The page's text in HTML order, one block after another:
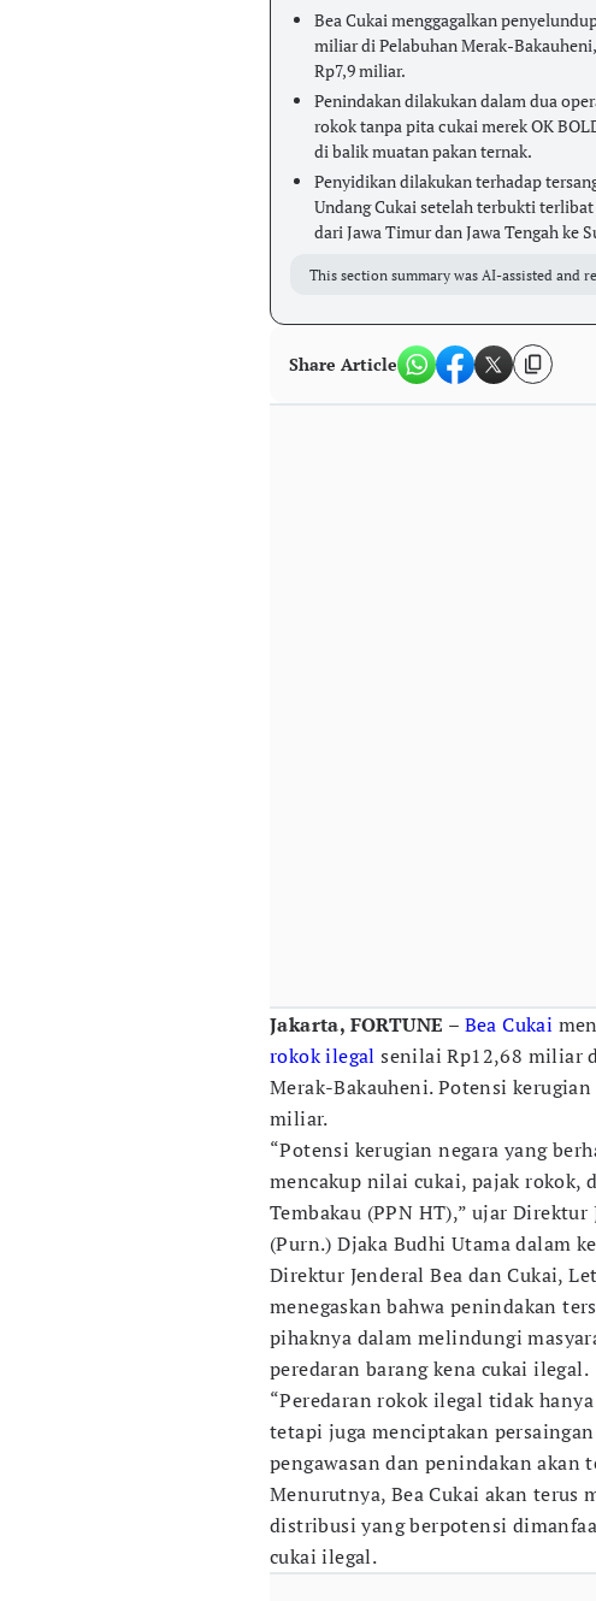
Bea Cukai menggagalkan
miliar di Pelabuhan Merak-
Rp7,9 miliar.
Penindakan dilakukan dalam dua
rokok tanpa pita cukai merek OK
di balik muatan pakan ternak.
Penyidikan dilakukan terhadap
Undang Cukai setelah terbukti
dari Jawa Timur dan Jawa Tengah ke
This section summary was AI-assisted and
Share Article
Jakarta, FORTUNE – Bea Cukai
rokok ilegal senilai Rp12,68 miliar
Merak-Bakauheni. Potensi
miliar.
“Potensi kerugian negara yang
mencakup nilai cukai, pajak rokok,
Tembakau (PPN HT),” ujar
(Purn.) Djaka Budhi Utama dalam
Direktur Jenderal Bea dan Cukai,
menegaskan bahwa penindakan
pihaknya dalam melindungi
peredaran barang kena cukai ilegal.
“Peredaran rokok ilegal tidak
tetapi juga menciptakan
pengawasan dan penindakan akan
Menurutnya, Bea Cukai akan terus
distribusi yang berpotensi
cukai ilegal.